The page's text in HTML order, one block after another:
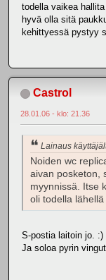
todella vaikea
hyvä olla sitä
kehittyessä pystyy
Castrol
28.01.06 - klo: 21.36
Lainaus
Noiden wc
aivan posketon,
myynnissä. Itse
oli todella
S-postia laitoin jo. :)
Ja soloa pyrin